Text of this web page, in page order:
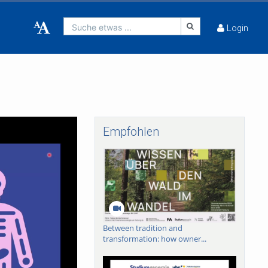
Suche etwas ... Login
Empfohlen
Between tradition and
transformation: how owner...